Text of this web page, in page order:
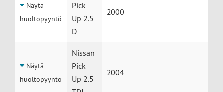
Näytä
huoltopyyntö
Pick
Up 2.5
D
2000
Näytä
huoltopyyntö
Nissan
Pick
Up 2.5
2004